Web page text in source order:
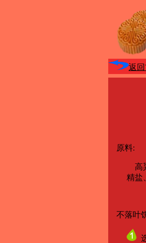
返
原料:
高粱米
精盐、
不落叶